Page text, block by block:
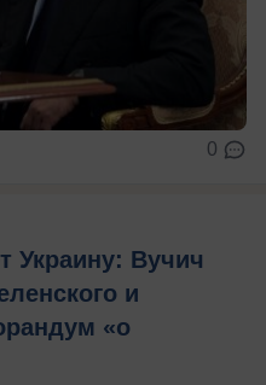
0
Украину: Вучич
и
«о